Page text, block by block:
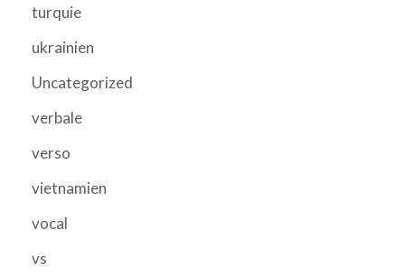
turquie
ukrainien
Uncategorized
verbale
verso
vietnamien
vocal
vs